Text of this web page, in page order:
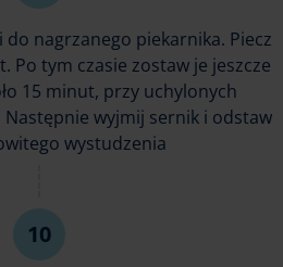
do nagrzanego piekarnika. Piecz
Po tym czasie zostaw je jeszcze
15 minut, przy uchylonych
wyjmij sernik i odstaw
wystudzenia